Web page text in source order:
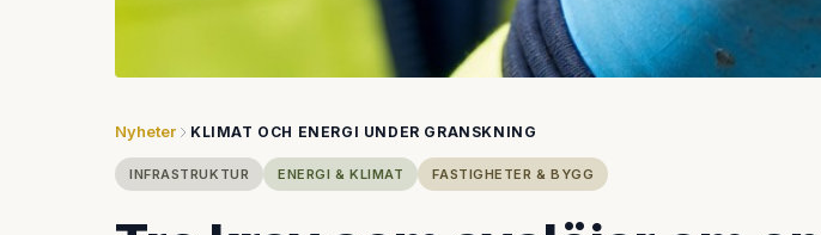
Nyheter KLIMAT OCH ENERGI UNDER GRANSKNING
INFRASTRUKTUR ENERGI & KLIMAT FASTIGHETER & BYGG